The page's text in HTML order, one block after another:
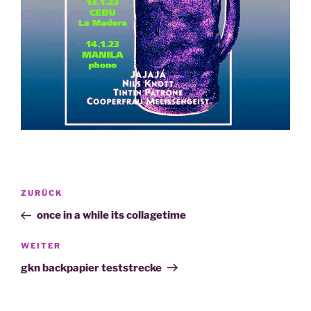
Beitragsnavigation
Vorheriger
Beitrag
ZURÜCK
once in a while its collagetime
Nächster
Beitrag
WEITER
gkn backpapier teststrecke